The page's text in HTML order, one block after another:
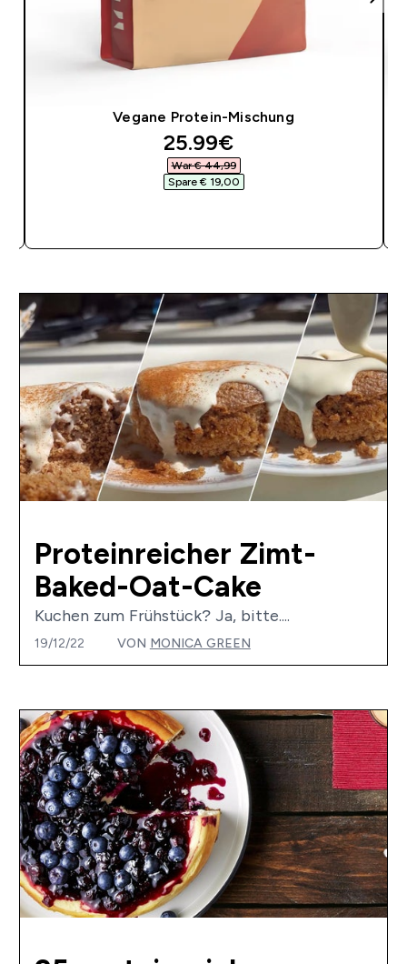
Vegane Protein-Mischung
discounted price
25.99€‎
War € 44,99‎
Spare € 19,00‎
Proteinreicher Zimt-
Baked-Oat-Cake
Kuchen zum Frühstück? Ja, bitte....
19/12/22 VON MONICA GREEN